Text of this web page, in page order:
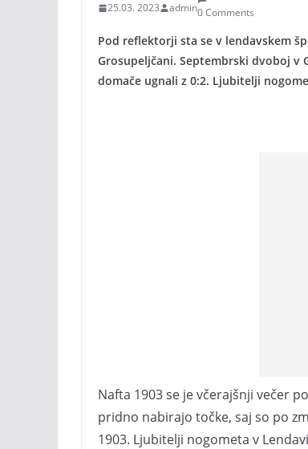
25.03. 2023 admin0 Comments
Pod reflektorji sta se v lendavskem
Grosupeljčani. Septembrski dvoboj
domače ugnali z 0:2. Ljubitelji
Nafta 1903 se je včerajšnji večer
pridno nabirajo točke, saj so po
1903. Ljubitelji nogometa v